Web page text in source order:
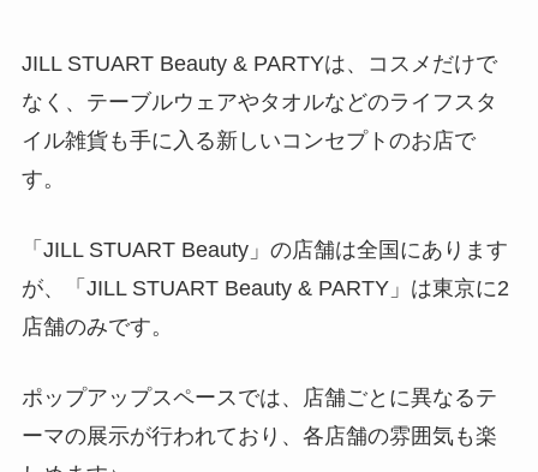
JILL STUART Beauty & PARTYは、コスメだけで
なく、テーブルウェアやタオルなどのライフスタ
イル雑貨も手に入る新しいコンセプトのお店で
す。
「JILL STUART Beauty」の店舗は全国にあります
が、「JILL STUART Beauty & PARTY」は東京に2
店舗のみです。
ポップアップスペースでは、店舗ごとに異なるテ
ーマの展示が行われており、各店舗の雰囲気も楽